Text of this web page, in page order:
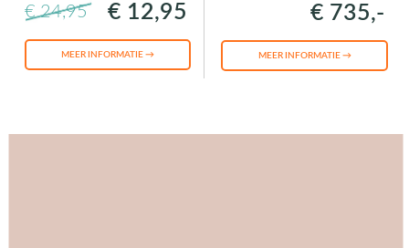
€ 24,95 € 12,95
MEER INFORMATIE →
€ 735,-
MEER INFORMATIE →